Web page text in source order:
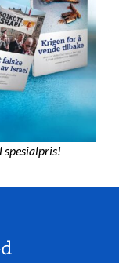
spesialpris!